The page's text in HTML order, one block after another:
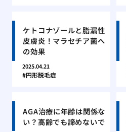
ケトコナゾールと脂漏性
皮膚炎！マラセチア菌へ
の効果
2025.04.21
円形脱毛症
AGA治療に年齢は関係な
い？高齢でも諦めないで